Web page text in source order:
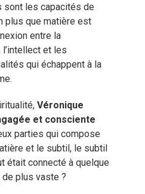
sont les capacités de
plus que matière est
entre la
et les
qui échappent à la
Véronique
et consciente
parties qui compose
et le subtil, le subtil
était connecté à quelque
plus vaste ?